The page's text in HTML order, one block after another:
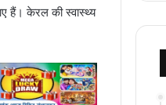
हैं। केरल की स्वास्थ्य